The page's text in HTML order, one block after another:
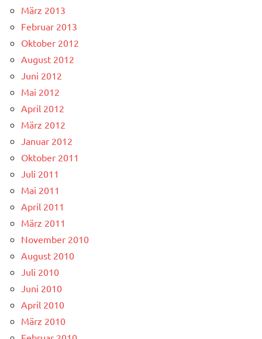
März 2013
Februar 2013
Oktober 2012
August 2012
Juni 2012
Mai 2012
April 2012
März 2012
Januar 2012
Oktober 2011
Juli 2011
Mai 2011
April 2011
März 2011
November 2010
August 2010
Juli 2010
Juni 2010
April 2010
März 2010